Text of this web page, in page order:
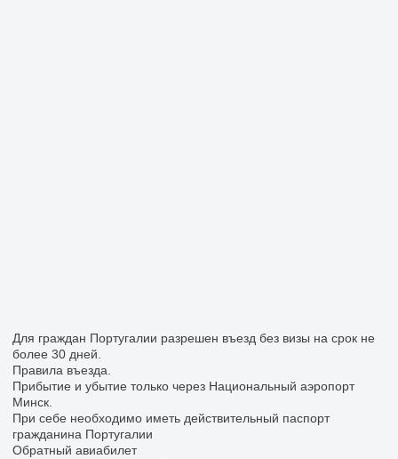
Для граждан Португалии разрешен въезд без визы на срок не
более 30 дней.
Правила въезда.
Прибытие и убытие только через Национальный аэропорт
Минск.
При себе необходимо иметь действительный паспорт
гражданина Португалии
Обратный авиабилет